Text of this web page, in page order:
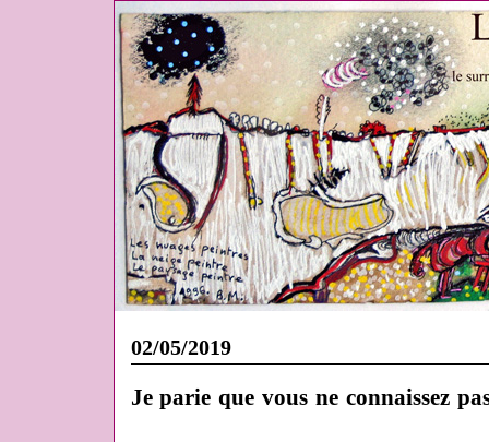
02/05/2019
Je parie que vous ne connaissez